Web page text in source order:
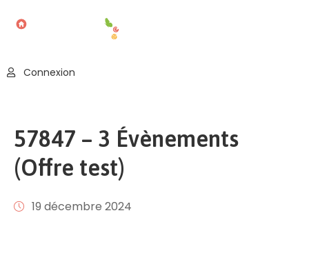
Offres
Publier
Connexion
57847 – 3 Évènements
(Offre test)
19 décembre 2024